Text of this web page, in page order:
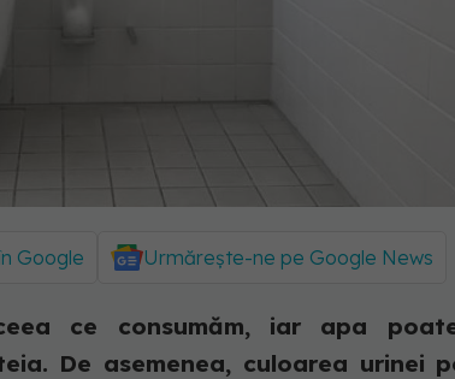
Google Urmărește-ne pe Google News
ce consumăm, iar apa
De asemenea, culoarea urinei